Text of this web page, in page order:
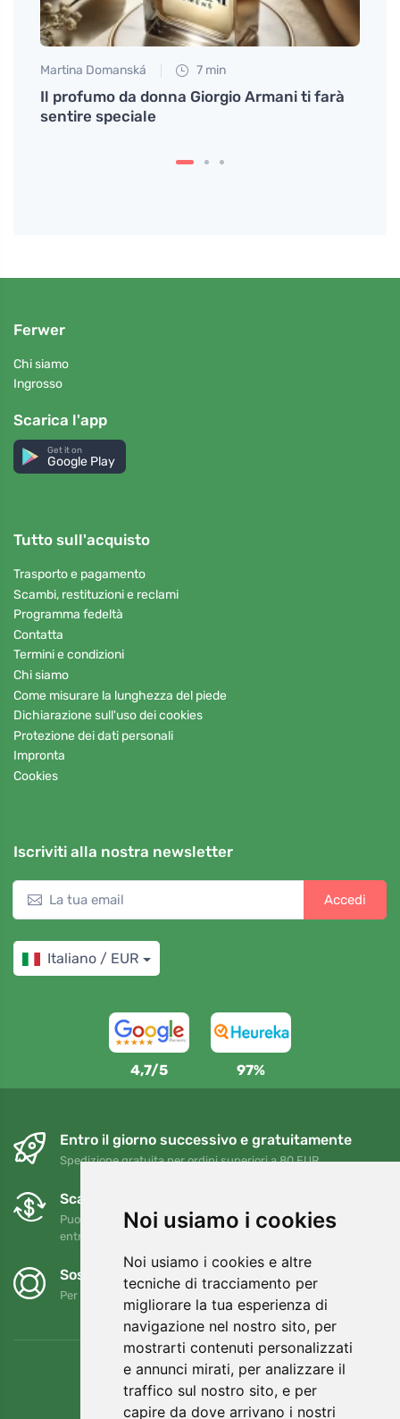
Noi usiamo i cookies
Noi usiamo i cookies e altre
tecniche di tracciamento per
migliorare la tua esperienza di
navigazione nel nostro sito, per
mostrarti contenuti personalizzati
e annunci mirati, per analizzare il
traffico sul nostro sito, e per
capire da dove arrivano i nostri
Martina Domanská 7 min
Il profumo da donna Giorgio Armani ti farà
sentire speciale
Ferwer
Chi siamo
Ingrosso
Scarica l'app
Get it on
Google Play
Tutto sull'acquisto
Trasporto e pagamento
Scambi, restituzioni e reclami
Programma fedeltà
Contatta
Termini e condizioni
Chi siamo
Come misurare la lunghezza del piede
Dichiarazione sull'uso dei cookies
Protezione dei dati personali
Impronta
Cookies
Iscriviti alla nostra newsletter
Accedi
Italiano / EUR
4,7/5 97%
Entro il giorno successivo e gratuitamente
Spedizione gratuita per ordini superiori a 80 EUR
Scambi e resi gratuiti
Puoi restituire o cambiare il tuo ordine in qualsiasi momento
entro 90 giorni
Sosteniamo Trees.org
Per ogni ordine piantiamo un albero! Leggi di più